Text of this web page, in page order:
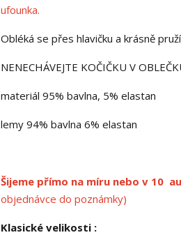
ufounka.
Obléká se přes hlavičku a krásně
NENECHÁVEJTE KOČIČKU V
materiál 95% bavlna, 5% elastan
lemy 94% bavlna 6% elastan
Šijeme přímo na míru nebo v 10
objednávce do poznámky)
Klasické velikosti :